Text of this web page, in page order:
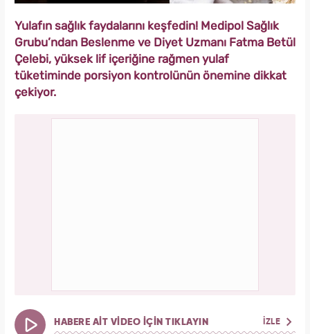
Yulafın sağlık faydalarını keşfedin! Medipol Sağlık
Grubu’ndan Beslenme ve Diyet Uzmanı Fatma Betül
Çelebi, yüksek lif içeriğine rağmen yulaf
tüketiminde porsiyon kontrolünün önemine dikkat
çekiyor.
HABERE AİT VİDEO İÇİN TIKLAYIN İZLE